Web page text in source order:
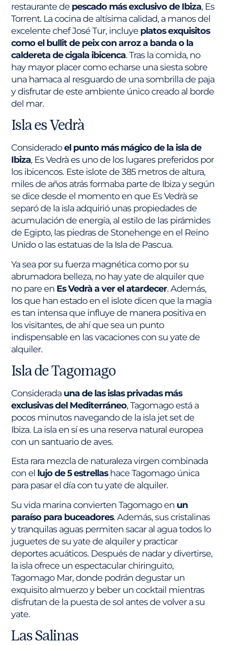
restaurante de pescado más exclusivo de Ibiza, Es
Torrent. La cocina de altísima calidad, a manos del
excelente chef José Tur, incluye platos exquisitos
como el bullit de peix con arroz a banda o la
caldereta de cigala ibicenca. Tras la comida, no
hay mayor placer como echarse una siesta sobre
una hamaca al resguardo de una sombrilla de paja
y disfrutar de este ambiente único creado al borde
del mar.
Isla es Vedrà
Consideradoel punto más mágico de la isla de
Ibiza, Es Vedrà es uno de los lugares preferidos por
los ibicencos. Este islote de 385 metros de altura,
miles de años atrás formaba parte de Ibiza y según
se dice desde el momento en que Es Vedrà se
separó de la isla adquirió unas propiedades de
acumulación de energía, al estilo de las pirámides
de Egipto, las piedras de Stonehenge en el Reino
Unido o las estatuas de la Isla de Pascua.
Ya sea por su fuerza magnética como por su
abrumadora belleza, no hay yate de alquiler que
no pare en Es Vedrà a ver el atardecer. Además,
los que han estado en el islote dicen que la magia
es tan intensa que influye de manera positiva en
los visitantes, de ahí que sea un punto
indispensable en las vacaciones con su yate de
alquiler.
Isla de Tagomago
Considerada una de las islas privadas más
exclusivas del Mediterráneo, Tagomago está a
pocos minutos navegando de la isla jet set de
Ibiza. La isla en sí es una reserva natural europea
con un santuario de aves.
Esta rara mezcla de naturaleza virgen combinada
con el lujo de 5 estrellashace Tagomago única
para pasar el día con tu yate de alquiler.
Su vida marina convierten Tagomago en un
paraíso para buceadores. Además, sus cristalinas
y tranquilas aguas permiten sacar al agua todos lo
juguetes de su yate de alquiler y practicar
deportes acuáticos. Después de nadar y divertirse,
la isla ofrece un espectacular chiringuito,
Tagomago Mar, donde podrán degustar un
exquisito almuerzo y beber un cocktail mientras
disfrutan de la puesta de sol antes de volver a su
yate.
Las Salinas